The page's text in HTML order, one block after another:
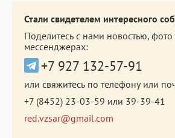
Стали свидетелем интересного
Поделитесь с нами новостью,
мессенджерах:
+7 927 132-57-91
или свяжитесь по телефону или
+7 (8452) 23-03-59 или 39-39-41
red.vzsar@gmail.com